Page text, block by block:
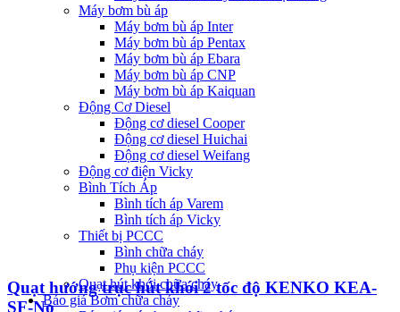
Quạt hướng trục hút khói 2 tốc độ KENKO KEA-
SF-No
Máy bơm bù áp
Máy bơm bù áp Inter
Máy bơm bù áp Pentax
Máy bơm bù áp Ebara
Máy bơm bù áp CNP
Máy bơm bù áp Kaiquan
Động Cơ Diesel
Động cơ diesel Cooper
Động cơ diesel Huichai
Động cơ diesel Weifang
Động cơ điện Vicky
Bình Tích Áp
Bình tích áp Varem
Bình tích áp Vicky
Thiết bị PCCC
Bình chữa cháy
Phụ kiện PCCC
Quạt hút khói chữa cháy
Báo giá Bơm chữa cháy